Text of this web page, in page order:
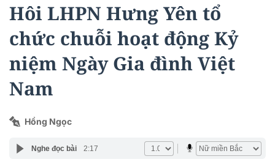
Hôi LHPN Hưng Yên tổ
chức chuỗi hoạt động Kỷ
niệm Ngày Gia đình Việt
Nam
Hồng Ngọc
Nghe đọc bài 2:17